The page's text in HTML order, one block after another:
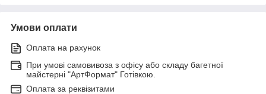
Умови оплати
Оплата на рахунок
При умові самовивоза з офісу або складу багетної
майстерні "АртФормат" Готівкою.
Оплата за реквізитами